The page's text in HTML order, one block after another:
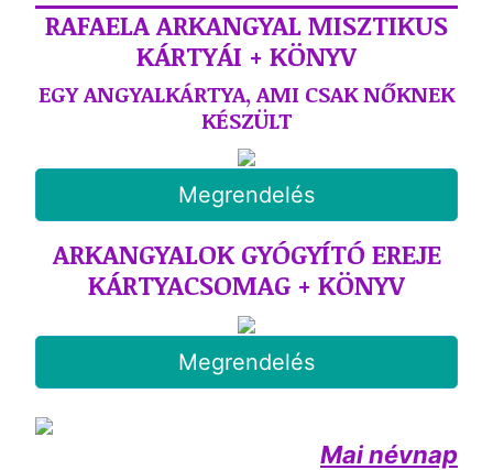
RAFAELA ARKANGYAL MISZTIKUS
KÁRTYÁI + KÖNYV
EGY ANGYALKÁRTYA, AMI CSAK NŐKNEK
KÉSZÜLT
Megrendelés
ARKANGYALOK GYÓGYÍTÓ EREJE
KÁRTYACSOMAG + KÖNYV
Megrendelés
Mai névnap